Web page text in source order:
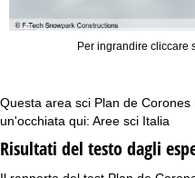
Per ingrandire cliccare
Questa area sci Plan de
un'occhiata qui: Aree sci Italia
Risultati del testo dagli